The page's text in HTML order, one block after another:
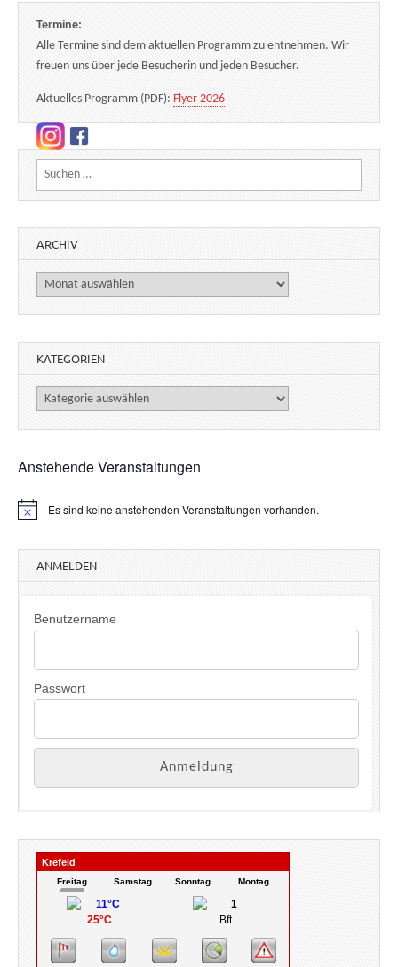
Termine:
Alle Termine sind dem aktuellen Programm zu entnehmen. Wir
freuen uns über jede Besucherin und jeden Besucher.
Aktuelles Programm (PDF): Flyer 2026
Suchen nach:
ARCHIV
Archiv
KATEGORIEN
Kategorien
Anstehende Veranstaltungen
H
i
Es sind keine anstehenden Veranstaltungen vorhanden.
ANMELDEN
Benutzername
Passwort